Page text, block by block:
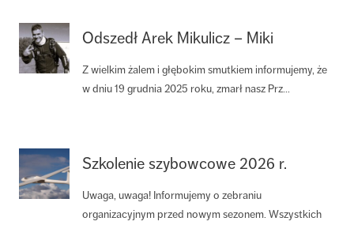
Odszedł Arek Mikulicz – Miki
Z wielkim żalem i głębokim smutkiem informujemy, że
w dniu 19 grudnia 2025 roku, zmarł nasz Prz...
Szkolenie szybowcowe 2026 r.
Uwaga, uwaga! Informujemy o zebraniu
organizacyjnym przed nowym sezonem. Wszystkich